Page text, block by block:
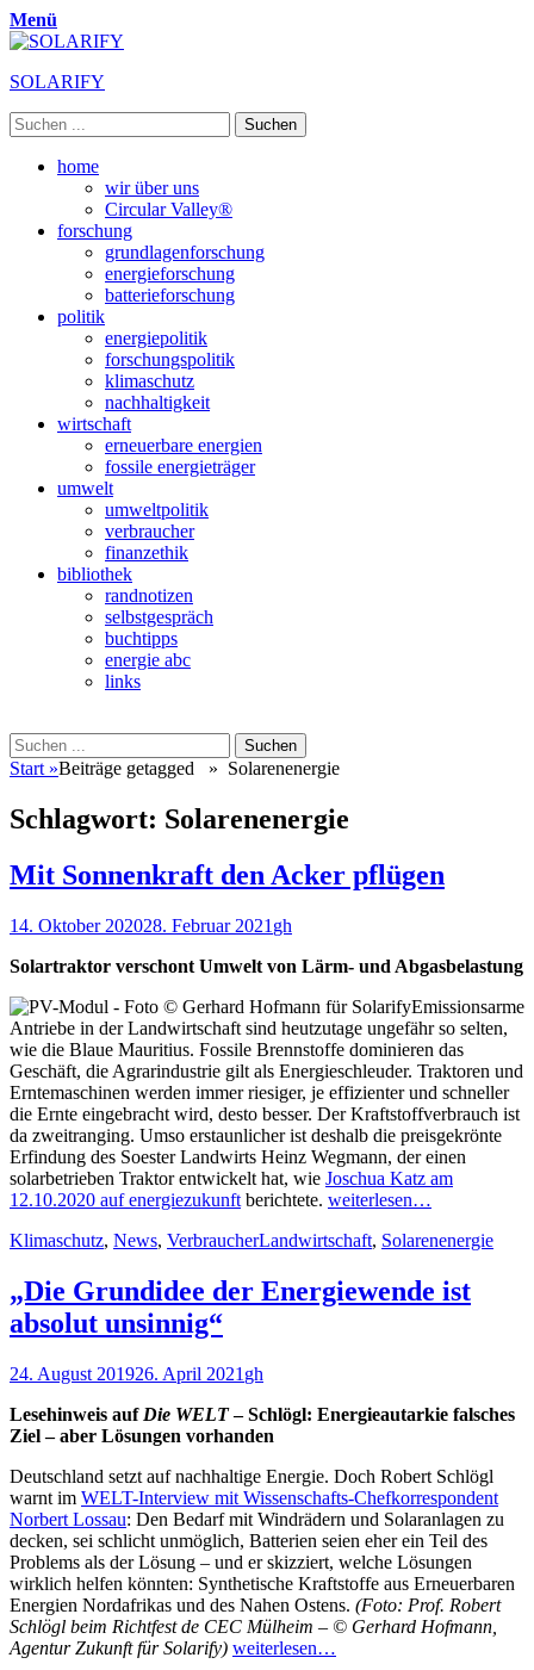
Menü
SOLARIFY
Suchen
nach:
Primäres
Zum
home
wir über uns
Circular Valley®
forschung
grundlagenforschung
energieforschung
batterieforschung
politik
energiepolitik
forschungspolitik
klimaschutz
nachhaltigkeit
wirtschaft
erneuerbare energien
fossile energieträger
umwelt
umweltpolitik
verbraucher
finanzethik
bibliothek
randnotizen
selbstgespräch
buchtipps
energie abc
links
Suchen
Suchen
nach:
Start »Beiträge getagged » Solarenenergie
Schlagwort: Solarenenergie
Mit Sonnenkraft den Acker pflügen
Veröffentlicht
14. Oktober 202028. Februar 2021 Autor
gh
Solartraktor verschont Umwelt von Lärm- und Abgasbelastung
Emissionsarme
Antriebe in der Landwirtschaft sind heutzutage ungefähr so selten,
wie die Blaue Mauritius. Fossile Brennstoffe dominieren das
Geschäft, die Agrarindustrie gilt als Energieschleuder. Traktoren und
Erntemaschinen werden immer riesiger, je effizienter und schneller
die Ernte eingebracht wird, desto besser. Der Kraftstoffverbrauch ist
da zweitranging. Umso erstaunlicher ist deshalb die preisgekrönte
Erfindung des Soester Landwirts Heinz Wegmann, der einen
solarbetrieben Traktor entwickelt hat, wie Joschua Katz am
12.10.2020 auf energiezukunft berichtete. weiterlesen…
Kategorien
Klimaschutz, News, VerbraucherSchlagworte
Landwirtschaft, Solarenenergie
„Die Grundidee der Energiewende ist
absolut unsinnig“
Veröffentlicht
24. August 201926. April 2021 Autor
gh
Lesehinweis auf Die WELT– Schlögl: Energieautarkie falsches
Ziel – aber Lösungen vorhanden
Deutschland setzt auf nachhaltige Energie. Doch Robert Schlögl
warnt im WELT-Interview mit Wissenschafts-Chefkorrespondent
Norbert Lossau: Den Bedarf mit Windrädern und Solaranlagen zu
decken, sei schlicht unmöglich, Batterien seien eher ein Teil des
Problems als der Lösung – und er skizziert, welche Lösungen
wirklich helfen könnten: Synthetische Kraftstoffe aus Erneuerbaren
Energien Nordafrikas und des Nahen Ostens. (Foto: Prof. Robert
Schlögl beim Richtfest de CEC Mülheim – © Gerhard Hofmann,
Agentur Zukunft für Solarify) weiterlesen…